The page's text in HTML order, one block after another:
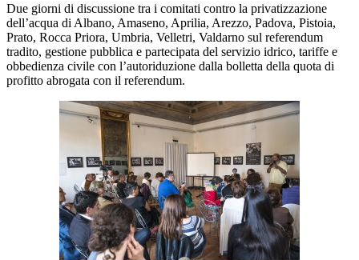
Due giorni di discussione tra i comitati contro la privatizzazione
dell’acqua di Albano, Amaseno, Aprilia, Arezzo, Padova, Pistoia,
Prato, Rocca Priora, Umbria, Velletri, Valdarno sul referendum
tradito, gestione pubblica e partecipata del servizio idrico, tariffe e
obbedienza civile con l’autoriduzione dalla bolletta della quota di
profitto abrogata con il referendum.